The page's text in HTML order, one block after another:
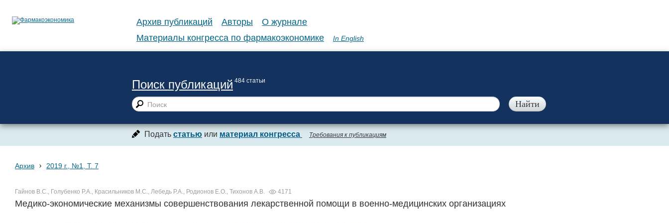
Архив публикаций Авторы
О журнале
Материалы конгресса по фармакоэкономике
In English
Поиск публикаций 484 статьи
Подать статью или материал конгресса Требования к публикациям
Архив › 2019 г., №1, Т. 7
Гайнов В.С., Голубенко Р.А., Красильников М.С., Лебедь Р.А., Родионов Е.О., Тихонов А.В. 4171
Медико-экономические механизмы совершенствования лекарственной помощи в военно-медицинских организациях